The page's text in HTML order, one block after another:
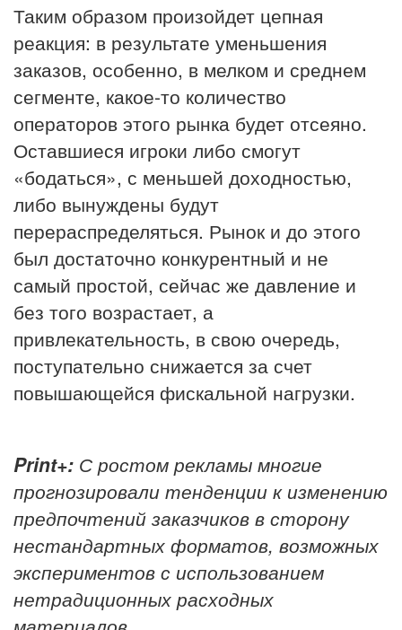
Таким образом произойдет цепная
реакция: в результате уменьшения
заказов, особенно, в мелком и среднем
сегменте, какое-то количество
операторов этого рынка будет отсеяно.
Оставшиеся игроки либо смогут
«бодаться», с меньшей доходностью,
либо вынуждены будут
перераспределяться. Рынок и до этого
был достаточно конкурентный и не
самый простой, сейчас же давление и
без того возрастает, а
привлекательность, в свою очередь,
поступательно снижается за счет
повышающейся фискальной нагрузки.
Print+: С ростом рекламы многие
прогнозировали тенденции к изменению
предпочтений заказчиков в сторону
нестандартных форматов, возможных
экспериментов с использованием
нетрадиционных расходных